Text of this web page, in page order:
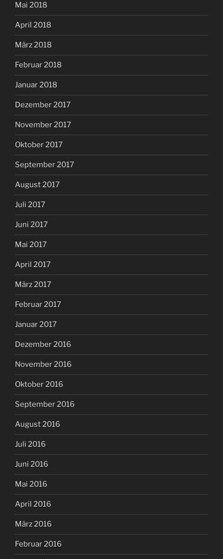
Mai 2018
April 2018
März 2018
Februar 2018
Januar 2018
Dezember 2017
November 2017
Oktober 2017
September 2017
August 2017
Juli 2017
Juni 2017
Mai 2017
April 2017
März 2017
Februar 2017
Januar 2017
Dezember 2016
November 2016
Oktober 2016
September 2016
August 2016
Juli 2016
Juni 2016
Mai 2016
April 2016
März 2016
Februar 2016